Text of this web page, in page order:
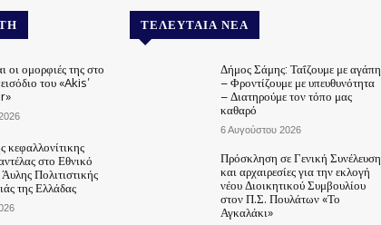
οι ομορφιές της στο
του «Akis’
κεφαλλονίτικης
στο Εθνικό
Πολιτιστικής
της Ελλάδας
ΤΕΛΕΥΤΑΊΑ ΝΈΑ
Δήμος Σάμης: Ταΐζουμε με αγάπη
– Φροντίζουμε με υπευθυνότητα
– Διατηρούμε τον τόπο μας
καθαρό
6 Αυγούστου 2026
Πρόσκληση σε Γενική Συνέλευση
και αρχαιρεσίες για την εκλογή
νέου Διοικητικού Συμβουλίου
στον Π.Σ. Πουλάτων «Το
Αγκαλάκι»